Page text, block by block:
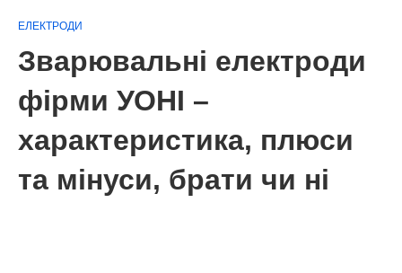
ЕЛЕКТРОДИ
Зварювальні електроди
фірми УОНІ –
характеристика, плюси
та мінуси, брати чи ні